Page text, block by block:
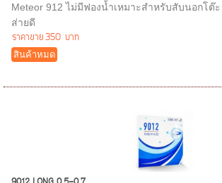
Meteor 912 ไม่มีฟองน้ำเหมาะสำหรับสับนอกโต๊
ส่ายดี
ราคาขาย350 บาท
สินค้าหมด